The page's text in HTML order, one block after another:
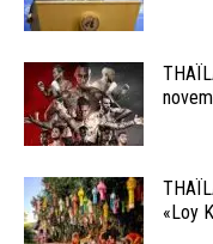
«Loy